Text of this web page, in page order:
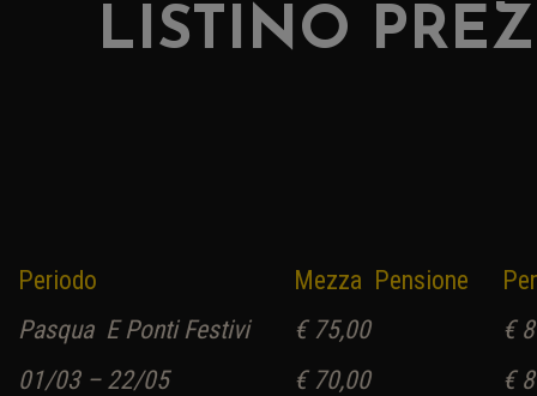
LISTINO
Periodo Mezza Pensione
Pasqua E Ponti Festivi
€ 75,00
€
01/03 – 22/05
€ 70,00
€